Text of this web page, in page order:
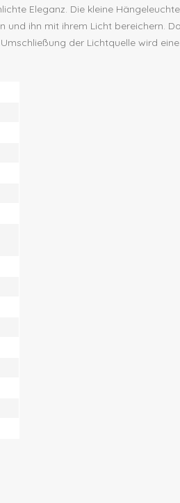
Eleganz. Die kleine
ihn mit ihrem Licht bereichern.
der Lichtquelle wird